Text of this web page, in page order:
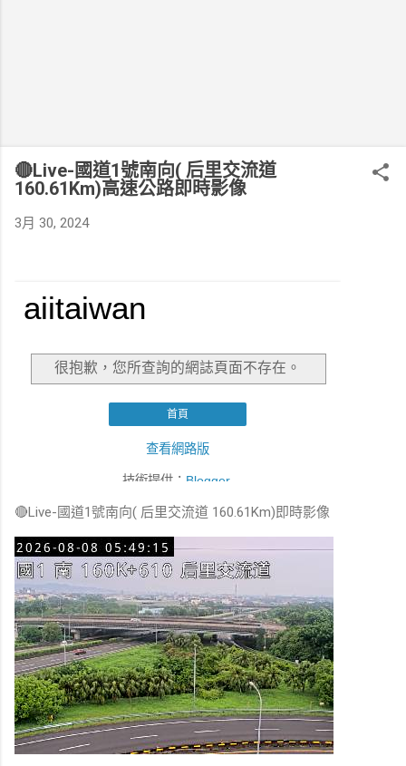
🔴Live-國道1號南向( 后里交流道
160.61Km)高速公路即時影像
3月 30, 2024
🔴Live-國道1號南向( 后里交流道 160.61Km)即時影像